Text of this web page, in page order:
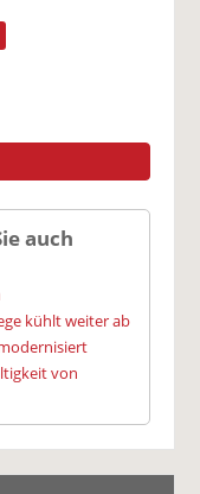
auch
kühlt weiter ab
von